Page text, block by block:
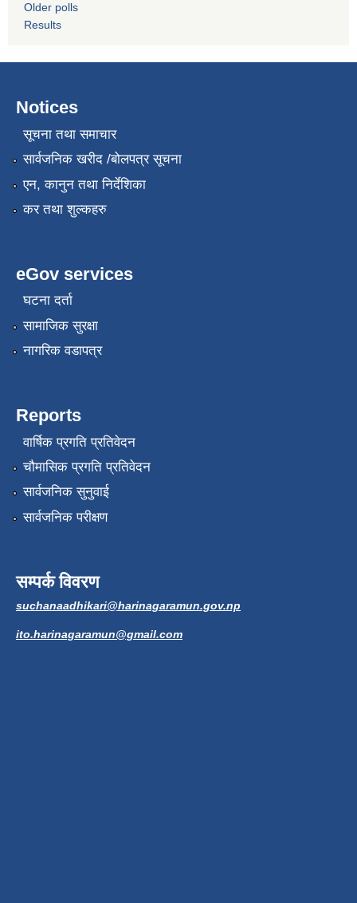
Older polls
Results
Notices
सूचना तथा समाचार
सार्वजनिक खरीद /बोलपत्र सूचना
एन, कानुन तथा निर्देशिका
कर तथा शुल्कहरु
eGov services
घटना दर्ता
सामाजिक सुरक्षा
नागरिक वडापत्र
Reports
वार्षिक प्रगति प्रतिवेदन
चौमासिक प्रगति प्रतिवेदन
सार्वजनिक सुनुवाई
सार्वजनिक परीक्षण
सम्पर्क विवरण
suchanaadhikari@harinagaramun.gov.np
ito.harinagaramun@gmail.com